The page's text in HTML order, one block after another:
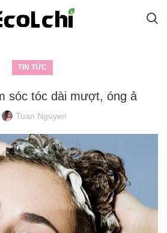
TIN TỨC
sóc tóc dài mượt, óng ả
Tuan Nguyen